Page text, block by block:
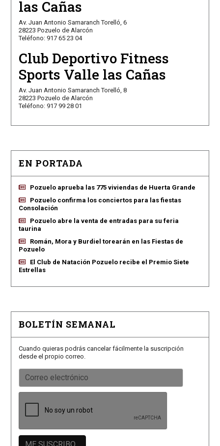
las Cañas
Av. Juan Antonio Samaranch Torelló, 6
28223 Pozuelo de Alarcón
Teléfono: 917 65 23 04
Club Deportivo Fitness
Sports Valle las Cañas
Av. Juan Antonio Samaranch Torelló, 8
28223 Pozuelo de Alarcón
Teléfono: 917 99 28 01
EN PORTADA
Pozuelo aprueba las 775 viviendas de Huerta Grande
Pozuelo confirma los conciertos para las fiestas
Consolación
Pozuelo abre la venta de entradas para su feria
taurina
Román, Mora y Burdiel torearán en las Fiestas de
Pozuelo
El Club de Natación Pozuelo recibe el Premio Siete
Estrellas
BOLETÍN SEMANAL
Cuando quieras podrás cancelar fácilmente la suscripción
desde el propio correo.